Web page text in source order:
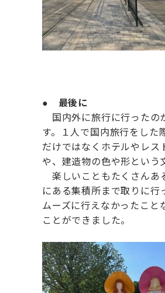
● 最後に
国内外に旅行に行ったの
す。１人で国内旅行をし
だけではなくホテルやレ
や、建造物の色や形という
楽しいこともたくさんあ
にある集積所まで取りに
ムーズに行えなかったこ
ことができました。